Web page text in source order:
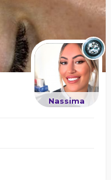
Nassima